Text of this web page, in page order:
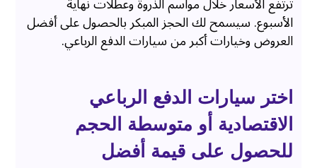
الأسبوع. سيسمح لك الحجز المبكر بالحصول على أفضل
العروض وخيارات أكبر من سيارات الدفع الرباعي.
اختر سيارات الدفع الرباعي
الاقتصادية أو متوسطة الحجم
للحصول على قيمة أفضل